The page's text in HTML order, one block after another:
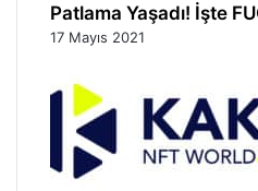
Patlama Yaşadı! İşte
17 Mayıs 2021